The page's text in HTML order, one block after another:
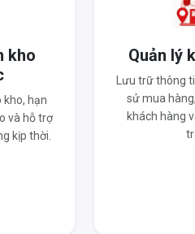
kho
kho, hạn
và hỗ trợ
kịp thời.
Quản lý
Lưu trữ thông
sử mua
khách hàng